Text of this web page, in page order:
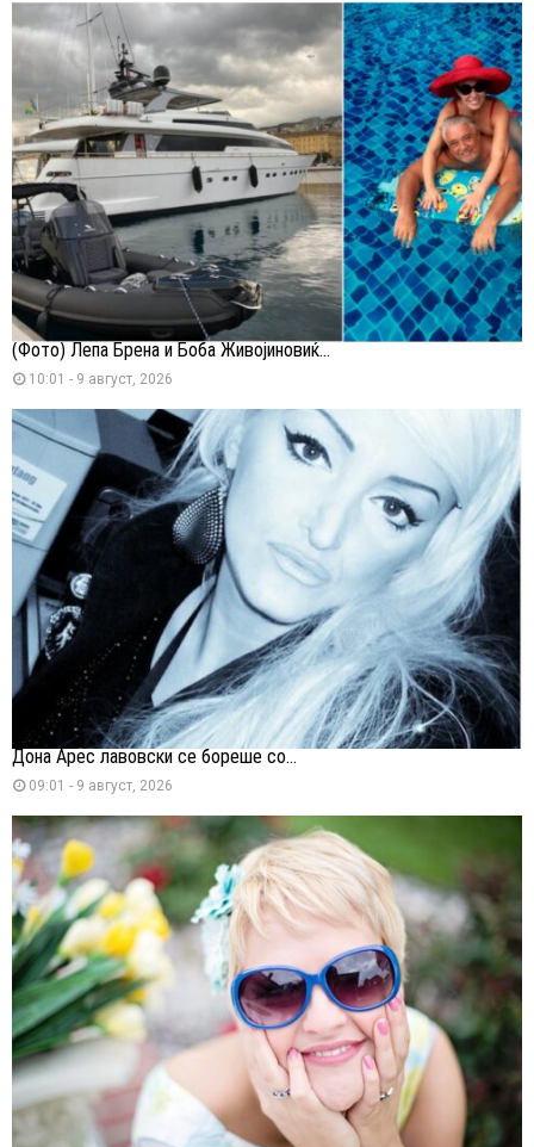
(Фото) Лепа Брена и Боба Живојиновиќ...
10:01 - 9 август, 2026
Дона Арес лавовски се бореше со...
09:01 - 9 август, 2026